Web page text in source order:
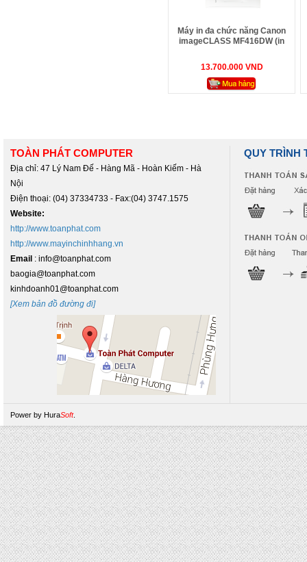
Máy in đa chức năng Canon
imageCLASS MF416DW (in
không dây, Fax)
13.700.000 VND
TOÀN PHÁT COMPUTER
Địa chỉ: 47 Lý Nam Đế - Hàng Mã - Hoàn Kiếm - Hà
Nội
Điện thoại: (04) 37334733 - Fax:(04) 3747.1575
Website:
http://www.toanphat.com
http://www.mayinchinhhang.vn
Email : info@toanphat.com
baogia@toanphat.com
kinhdoanh01@toanphat.com
[Xem bản đồ đường đi]
QUY TRÌNH
Power by HuraSoft.